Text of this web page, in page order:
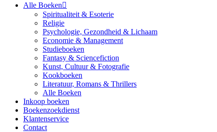
Alle Boeken
Spiritualiteit & Esoterie
Religie
Psychologie, Gezondheid & Lichaam
Economie & Management
Studieboeken
Fantasy & Sciencefiction
Kunst, Cultuur & Fotografie
Kookboeken
Literatuur, Romans & Thrillers
Alle Boeken
Inkoop boeken
Boekenzoekdienst
Klantenservice
Contact